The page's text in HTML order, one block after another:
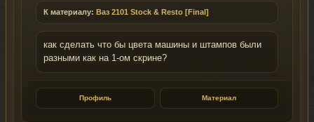
К материалу: Ваз 2101 Stock & Resto [Final]
как сделать что бы цвета машины и штампов были
разными как на 1-ом скрине?
Профиль Материал